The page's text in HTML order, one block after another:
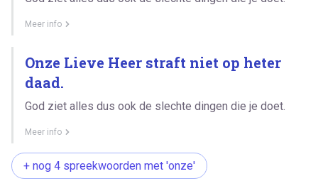
Meer info
Onze Lieve Heer straft niet op heter
daad.
God ziet alles dus ook de slechte dingen die je doet.
Meer info
+ nog 4 spreekwoorden met 'onze'